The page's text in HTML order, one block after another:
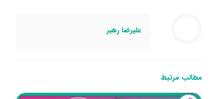
علیرضا رهبر
مطالب مرتبط